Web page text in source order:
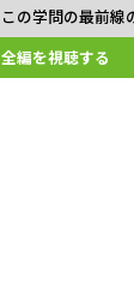
この学問の最前線
全編を視聴する